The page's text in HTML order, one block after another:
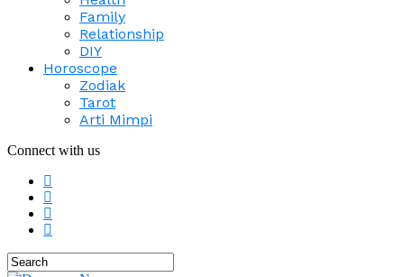
Family
Relationship
DIY
Horoscope
Zodiak
Tarot
Arti Mimpi
Connect with us